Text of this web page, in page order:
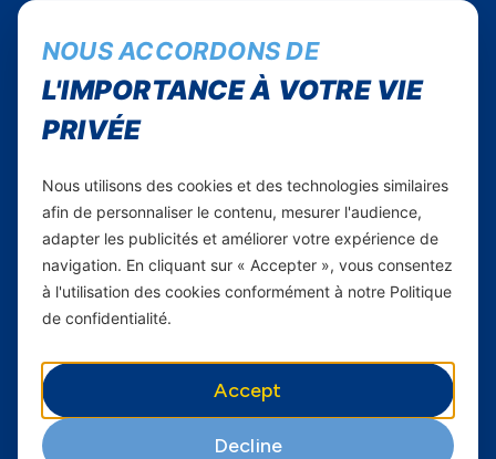
Suivez-nous...
Facebook
Instagram
Linkedin
Yas Comores
Carrières
Yas en Afrique
Services
Services Mobiles
NOUS ACCORDONS DE
L'IMPORTANCE À VOTRE VIE
PRIVÉE
Nous utilisons des cookies et des technologies similaires
afin de personnaliser le contenu, mesurer l'audience,
adapter les publicités et améliorer votre expérience de
navigation. En cliquant sur « Accepter », vous consentez
à l'utilisation des cookies conformément à notre Politique
de confidentialité.
Accept
Decline